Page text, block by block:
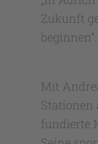
Zukunft
beginnen“.
Mit
Stationen
fundierte